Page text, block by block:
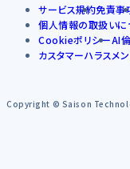
サービス規約免責事
個人情報の取扱いに
CookieポリシーAI
カスタマーハラスメ
Copyright © Saison